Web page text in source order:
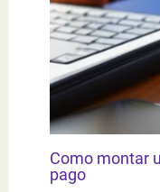
Como montar
pago